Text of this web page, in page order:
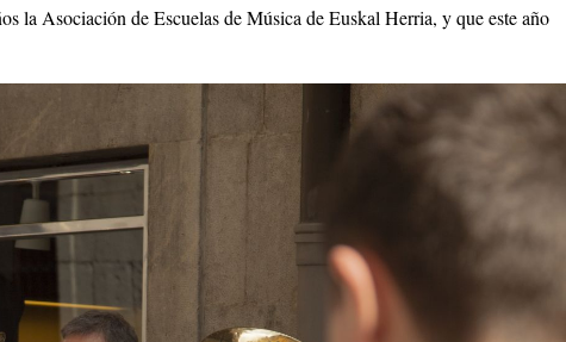
la Asociación de Escuelas de Música de Euskal Herria, y que este año